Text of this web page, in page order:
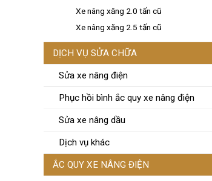
Xe nâng xăng 2.0 tấn cũ
Xe nâng xăng 2.5 tấn cũ
DỊCH VỤ SỬA CHỮA
Sửa xe nâng điện
Phục hồi bình ắc quy xe nâng điện
Sửa xe nâng dầu
Dịch vụ khác
ẮC QUY XE NÂNG ĐIỆN